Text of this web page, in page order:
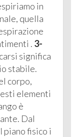
in
quella
. 3-
significa
stabile.
corpo,
elementi
è
Dal
piano fisico i